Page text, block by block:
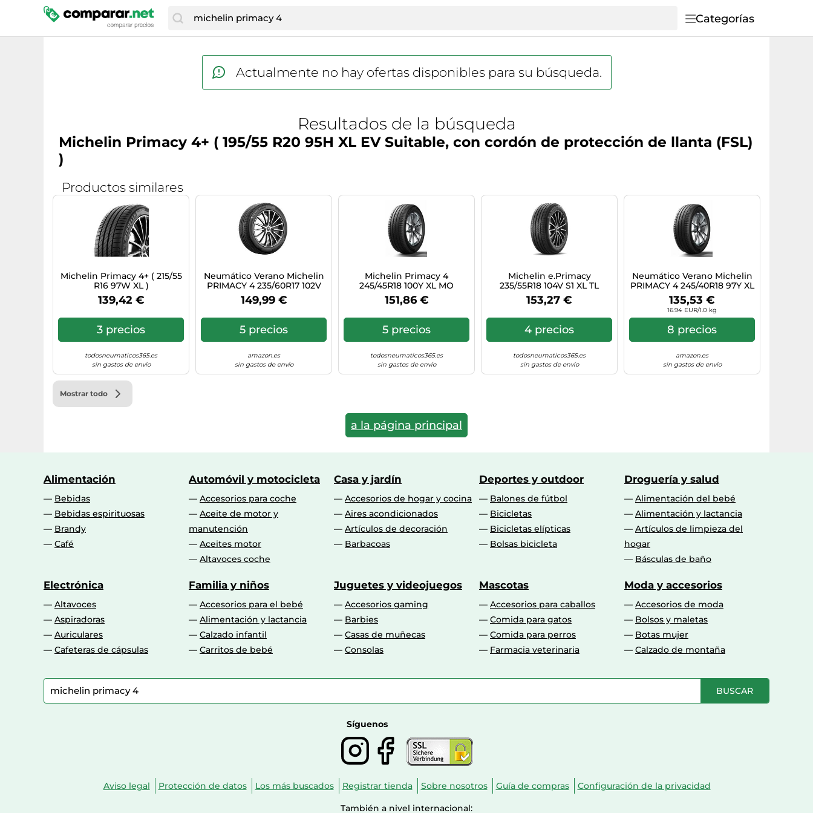
Categorías
Actualmente no hay ofertas disponibles para su búsqueda.
Resultados de la búsqueda
Michelin Primacy 4+ ( 195/55 R20 95H XL EV Suitable, con cordón de protección de llanta (FSL)
)
Productos similares
Michelin Primacy 4+ ( 215/55
R16 97W XL )
139,42 €
3 precios
todosneumaticos365.es
sin gastos de envío
Neumático Verano Michelin
PRIMACY 4 235/60R17 102V
VOL
149,99 €
5 precios
amazon.es
sin gastos de envío
Michelin Primacy 4
245/45R18 100Y XL MO
151,86 €
5 precios
todosneumaticos365.es
sin gastos de envío
Michelin e.Primacy
235/55R18 104V S1 XL TL
153,27 €
4 precios
todosneumaticos365.es
sin gastos de envío
Neumático Verano Michelin
PRIMACY 4 245/40R18 97Y XL
MO
135,53 €
16.94 EUR/1.0 kg
8 precios
amazon.es
sin gastos de envío
Mostrar todo
a la página principal
Alimentación
Bebidas
Bebidas espirituosas
Brandy
Café
Automóvil y motocicleta
Accesorios para coche
Aceite de motor y
manutención
Aceites motor
Altavoces coche
Casa y jardín
Accesorios de hogar y cocina
Aires acondicionados
Artículos de decoración
Barbacoas
Deportes y outdoor
Balones de fútbol
Bicicletas
Bicicletas elípticas
Bolsas bicicleta
Droguería y salud
Alimentación del bebé
Alimentación y lactancia
Artículos de limpieza del
hogar
Básculas de baño
Electrónica
Altavoces
Aspiradoras
Auriculares
Cafeteras de cápsulas
Familia y niños
Accesorios para el bebé
Alimentación y lactancia
Calzado infantil
Carritos de bebé
Juguetes y videojuegos
Accesorios gaming
Barbies
Casas de muñecas
Consolas
Mascotas
Accesorios para caballos
Comida para gatos
Comida para perros
Farmacia veterinaria
Moda y accesorios
Accesorios de moda
Bolsos y maletas
Botas mujer
Calzado de montaña
BUSCAR
Síguenos
Aviso legal Protección de datos Los más buscados Registrar tienda Sobre nosotros Guía de compras Configuración de la privacidad
También a nivel internacional: